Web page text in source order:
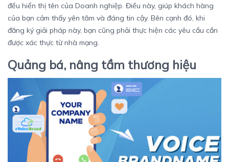
đều hiển thị tên của Doanh nghiệp. Điều này, giúp khách hàng
của bạn cảm thấy yên tâm và đáng tin cậy. Bên cạnh đó, khi
đăng ký giải pháp này, bạn cũng phải thực hiện các yêu cầu cần
được xác thực từ nhà mạng.
Quảng bá, nâng tầm thương hiệu